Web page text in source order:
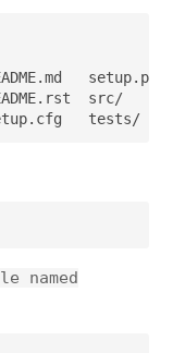
src/
setup.cfg   tests/
named